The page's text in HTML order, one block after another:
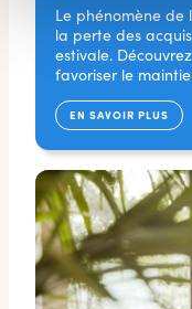
Le phénomène de
la perte des
estivale.
favoriser le
EN SAVOIR PLUS